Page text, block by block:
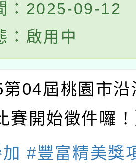
：2025-09-12
：啟用中
第04屆桃園市
賽 開始徵件囉
#豐富精美獎